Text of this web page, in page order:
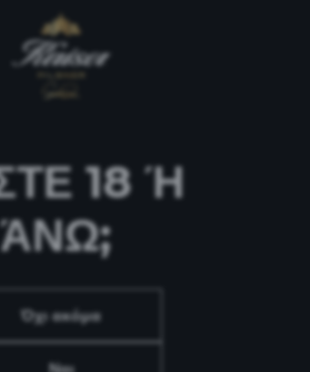
18 Ή
ΆΝΩ;
Όχι ακόμα